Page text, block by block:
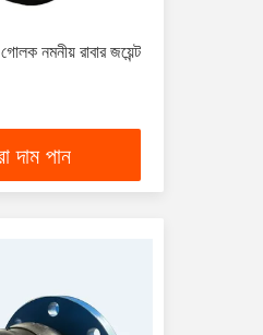
নমনীয় রাবার জয়েন্ট
দাম পান